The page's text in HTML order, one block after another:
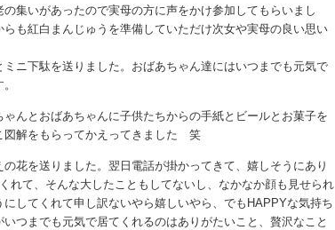
集いがあったので実母の方に声をかけ参加してもらいまし
も紅白まんじゅうを準備していただけ次女や実母の良い思い
ニ下駄を送りました。おばあちゃん達にはいつまでも元気で
んとおばあちゃんに子供たちからの手紙とビールとお菓子を
図解をもらってかえってきました 笑
花を送りました。翌日電話が掛かってきて、嬉しそうにあり
れて、そんな大したこともしてないし、なかなか顔も見せられ
してくれて申し訳ないやら嬉しいやら、でもHAPPYな気持ち
つまでも元気で居てくれるのはありがたいこと、贅沢なこと